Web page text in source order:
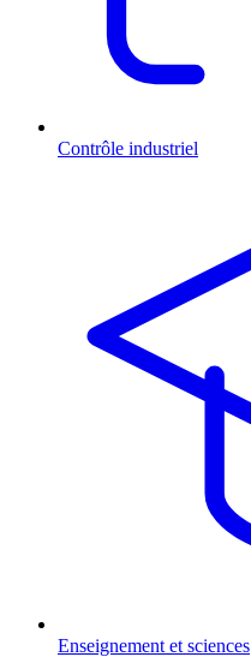
Contrôle industriel
Enseignement et sciences